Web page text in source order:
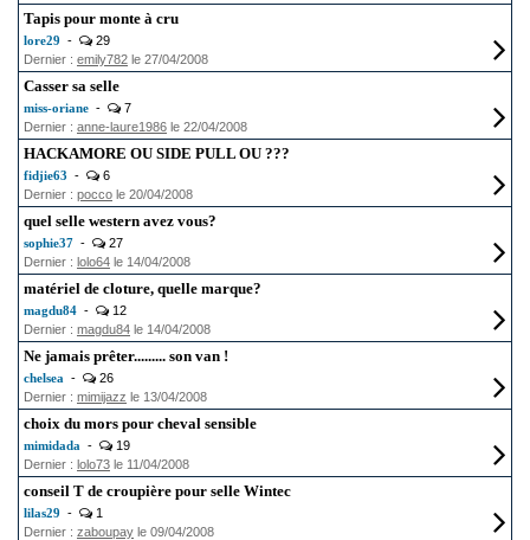
Tapis pour monte à cru
lore29 -
29
Dernier : emily782 le 27/04/2008
Casser sa selle
miss-oriane -
7
Dernier : anne-laure1986 le 22/04/2008
HACKAMORE OU SIDE PULL OU ???
fidjie63 -
6
Dernier : pocco le 20/04/2008
quel selle western avez vous?
sophie37 -
27
Dernier : lolo64 le 14/04/2008
matériel de cloture, quelle marque?
magdu84 -
12
Dernier : magdu84 le 14/04/2008
Ne jamais prêter......... son van !
chelsea -
26
Dernier : mimijazz le 13/04/2008
choix du mors pour cheval sensible
mimidada -
19
Dernier : lolo73 le 11/04/2008
conseil T de croupière pour selle Wintec
lilas29 -
1
Dernier : zaboupay le 09/04/2008